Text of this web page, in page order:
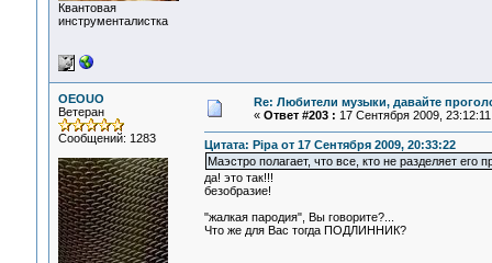
Квантовая
инструменталистка
OEOUO
Ветеран
Сообщений: 1283
Re: Любители музыки, давайте
« Ответ #203 : 17 Сентября 2009,
Цитата: Pipa от 17 Сентября 2009, 20:33:22
Маэстро полагает, что все, кто не разделяет
да! это так!!!
безобразие!
"жалкая пародия", Вы говорите?...
Что же для Вас тогда ПОДЛИННИК?